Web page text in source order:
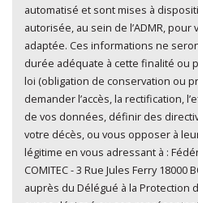
automatisé et sont mises à disposition de toute personne
autorisée, au sein de l’ADMR,
adaptée. Ces informations ne
durée adéquate à cette finalité ou
loi (obligation de conservation ou
demander l’accès, la rectification,
de vos données, définir des
votre décès, ou vous opposer à
légitime en vous adressant à :
COMITEC - 3 Rue Jules Ferry 18000
auprès du Délégué à la Protection